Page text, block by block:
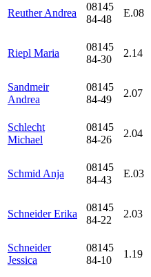
Reuther Andrea
08145
84-48
E.08
Riepl Maria
08145
84-30
2.14
Sandmeir
Andrea
08145
84-49
2.07
Schlecht
Michael
08145
84-26
2.04
Schmid Anja
08145
84-43
E.03
Schneider Erika
08145
84-22
2.03
Schneider
Jessica
08145
84-10
1.19